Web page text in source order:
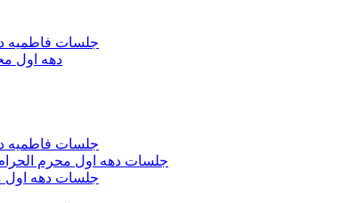
جلسات فاطميه دوم 94 - حسينيه حاج شيخ
دهه اول محرم94 - حسینیه حاج
جلسات فاطميه دوم 93 - حسينيه حاج شيخ
جلسات دهه اول محرم الحرام 1393 - حسينيه حاج شيخ مرتضي
جلسات دهه اول محرم الحرام